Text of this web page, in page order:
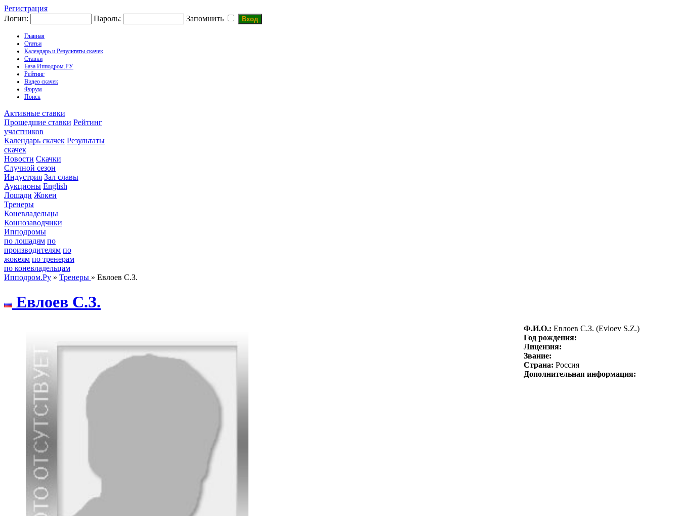
Регистрация
Логин:
Пароль: Запомнить
Главная
Статьи
Календарь и Результаты скачек
Ставки
База Ипподром.РУ
Рейтинг
Видео скачек
Форум
Поиск
Активные ставки
Прошедшие ставки Рейтинг
участников
Календарь скачек Результаты
скачек
Новости Скачки
Случной сезон
Индустрия Зал славы
Аукционы English
Лошади Жокеи
Тренеры
Коневладельцы
Коннозаводчики
Ипподромы
по лошадям по
производителям по
жокеям по тренерам
по коневладельцам
Ипподром.Ру » Тренеры » Евлоев С.З.
Евлоeв С.З.
Ф.И.О.: Евлоeв С.З. (Evloev S.Z.)
Год рождения:
Лицензия:
Звание:
Страна: Россия
Дополнительная информация: